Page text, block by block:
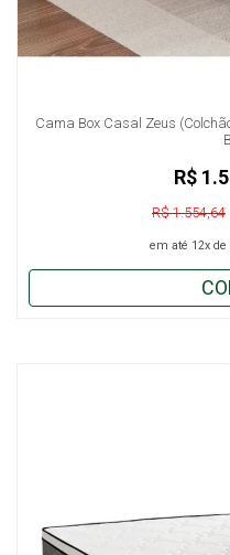
Cama Box Casal Zeus
R$ 1.554,64
em até 12x de
R$